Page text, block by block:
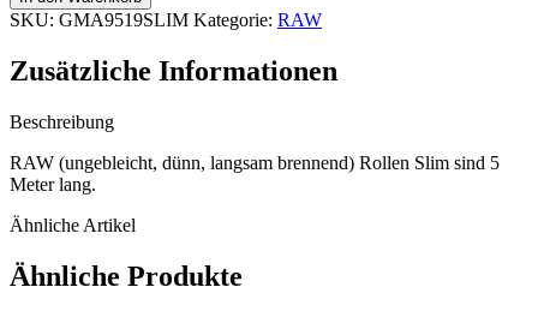
Rollen
Slim
1
Menge
SKU: GMA9519SLIM Kategorie: RAW
Zusätzliche Informationen
Beschreibung
RAW (ungebleicht, dünn, langsam brennend) Rollen Slim sind 5
Meter lang.
Ähnliche Artikel
Ähnliche Produkte